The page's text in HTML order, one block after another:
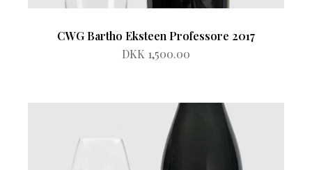
CWG Bartho Eksteen Professore 2017
DKK 1,500.00